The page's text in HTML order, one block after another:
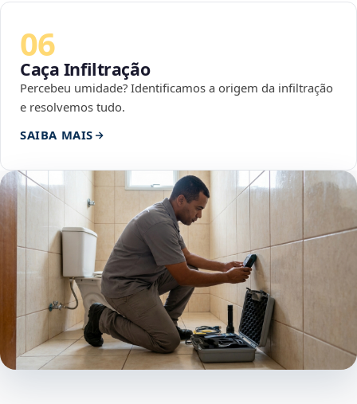
06
Caça Infiltração
Percebeu umidade? Identificamos a origem da infiltração
e resolvemos tudo.
SAIBA MAIS